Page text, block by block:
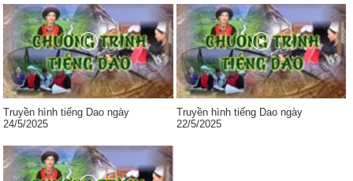
Truyền hình tiếng Dao ngày
24/5/2025
Truyền hình tiếng Dao ngày
22/5/2025